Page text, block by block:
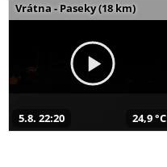
Vrátna - Paseky (18 km)
5.8. 22:20 24,9 °C